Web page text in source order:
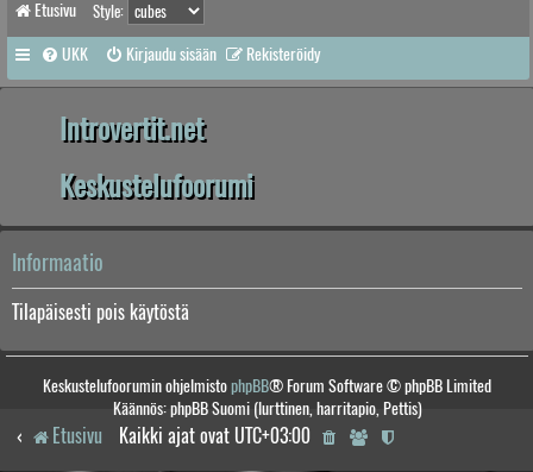
Etusivu Style:
UKK Kirjaudu sisään Rekisteröidy
Introvertit.net
Keskustelufoorumi
Informaatio
Tilapäisesti pois käytöstä
Keskustelufoorumin ohjelmistophpBB® Forum Software © phpBB Limited
Käännös: phpBB Suomi (lurttinen, harritapio, Pettis)
Etusivu Kaikki ajat ovat UTC+03:00